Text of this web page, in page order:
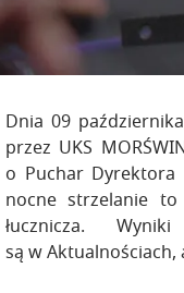
Dnia 09
przez UKS
o Puchar Dyrektora
nocne strzelanie
łucznicza.
są w Aktualnościach,